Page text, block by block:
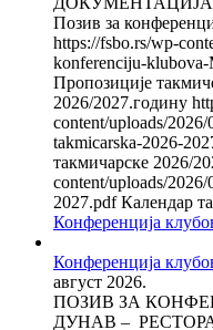
Позив за
https://fsbo.rs/wp-
konferenciju-
Пропозиције
2026/2027.годину
content/uploads/
takmicarska-2026-
такмичарске 2026/
content/uploads/
2027.pdf Календар
Конференција
Конференција
август 2026.
ПОЗИВ ЗА
ДУНАВ –